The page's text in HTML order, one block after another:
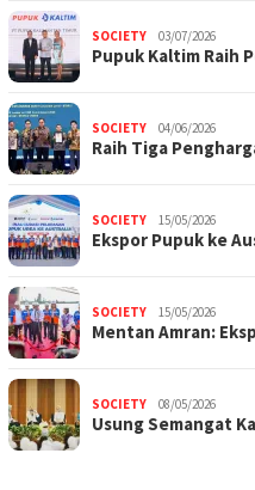
SOCIETY 03/07/2026
Pupuk Kaltim Raih
SOCIETY 04/06/2026
Raih Tiga
SOCIETY 15/05/2026
Ekspor Pupuk ke
SOCIETY 15/05/2026
Mentan Amran:
SOCIETY 08/05/2026
Usung Semangat